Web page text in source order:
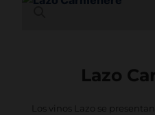
Lazo
Los vinos Lazo se